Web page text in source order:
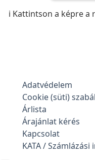
ℹ️ Kattintson a képre a
Adatvédelem
Cookie (süti)
Árlista
Árajánlat kérés
Kapcsolat
KATA /